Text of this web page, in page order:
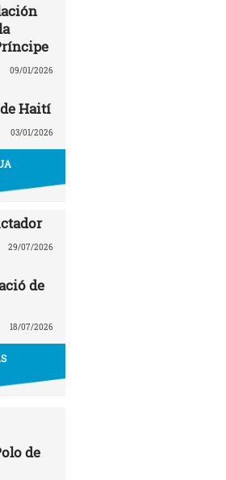
09/01/2026
Haití
03/01/2026
29/07/2026
de
18/07/2026
de